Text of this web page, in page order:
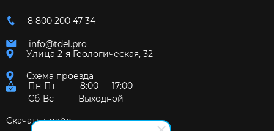
8 800 200 47 34
info@tdel.pro
Улица 2-я Геологическая, 32
Схема проезда
Пн-Пт
8:00 — 17:00
Сб-Вс
Выходной
Скачать прайс